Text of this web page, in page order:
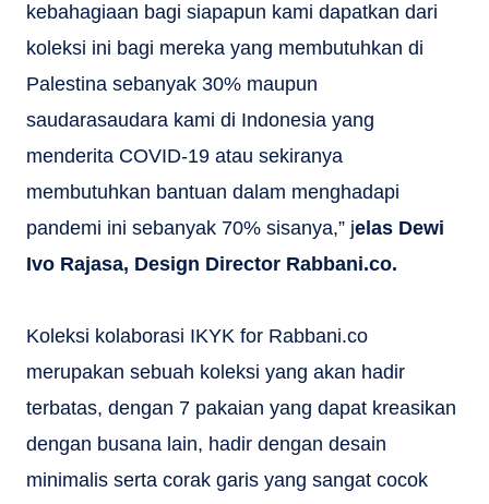
kebahagiaan bagi siapapun kami dapatkan dari
koleksi ini bagi mereka yang membutuhkan di
Palestina sebanyak 30% maupun
saudarasaudara kami di Indonesia yang
menderita COVID-19 atau sekiranya
membutuhkan bantuan dalam menghadapi
pandemi ini sebanyak 70% sisanya,” jelas Dewi
Ivo Rajasa, Design Director Rabbani.co.
Koleksi kolaborasi IKYK for Rabbani.co
merupakan sebuah koleksi yang akan hadir
terbatas, dengan 7 pakaian yang dapat kreasikan
dengan busana lain, hadir dengan desain
minimalis serta corak garis yang sangat cocok